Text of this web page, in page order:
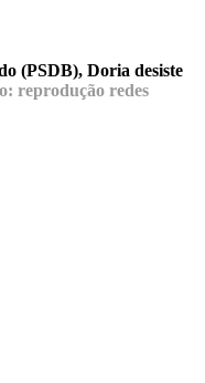
(PSDB), Doria desiste
reprodução redes